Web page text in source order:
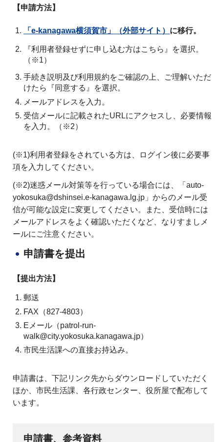
【申請方法】
「e-kanagawa横須賀市」（外部サイト） に移行。
『利用者登録せずに申し込む方はこちら』を選択。
（※1）
手続き説明及び利用規約をご確認の上、ご理解いただ
けたら『同意する』を選択。
メールアドレスを入力。
受信メールに記載されたURLにアクセスし、必要情報
を入力。（※2）
(※1)利用者登録をされている方は、ログイン後に必要事
項を入力してください。
(※2)迷惑メール対策等を行っている場合には、「auto-
yokosuka@dshinsei.e-kanagawa.lg.jp」からのメール受
信が可能な設定に変更してください。また、受信時には
メールアドレスをよく確認いただくなど、なりすましメ
ールにご注意ください。
申請書を提出
【提出方法】
郵送
FAX（827-4803）
Eメール（patrol-run-
walk@city.yokosuka.kanagawa.jp）
市民生活課への直接お持込み。
申請書は、下記リンク先からダウンロードしていただく
ほか、市民生活課、各行政センター、役所屋で配布して
います。
申請書、参考資料